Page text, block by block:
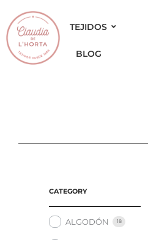
al
contenido
TEJIDOS
BLOG
CATEGORY
ALGODÓN 18